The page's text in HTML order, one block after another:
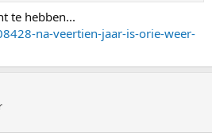
te hebben...
na-veertien-jaar-is-orie-weer-